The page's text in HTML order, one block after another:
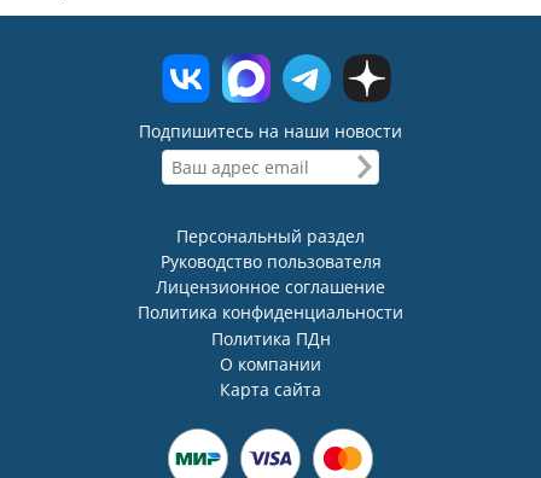
Подпишитесь на наши новости
Персональный раздел
Руководство пользователя
Лицензионное соглашение
Политика конфиденциальности
Политика ПДн
О компании
Карта сайта